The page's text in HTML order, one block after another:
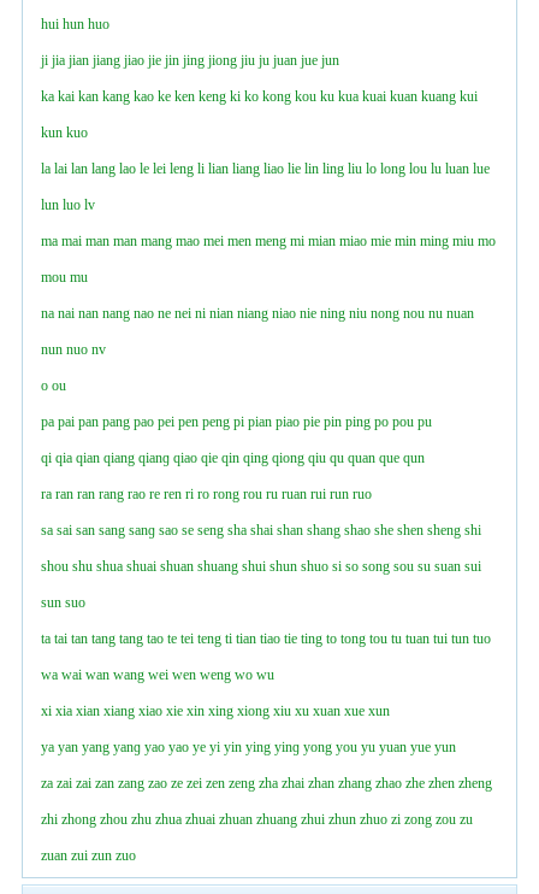
hui hun huo
ji jia jian jiang jiao jie jin jing jiong jiu ju juan jue jun
ka kai kan kang kao ke ken keng ki ko kong kou ku kua kuai kuan kuang kui
kun kuo
la lai lan lang lao le lei leng li lian liang liao lie lin ling liu lo long lou lu luan lue
lun luo lv
ma mai man man mang mao mei men meng mi mian miao mie min ming miu mo
mou mu
na nai nan nang nao ne nei ni nian niang niao nie ning niu nong nou nu nuan
nun nuo nv
o ou
pa pai pan pang pao pei pen peng pi pian piao pie pin ping po pou pu
qi qia qian qiang qianɡ qiao qie qin qing qiong qiu qu quan que qun
ra ran ran rang rao re ren ri ro rong rou ru ruan rui run ruo
sa sai san sang sanɡ sao se seng sha shai shan shang shao she shen sheng shi
shou shu shua shuai shuan shuang shui shun shuo si so song sou su suan sui
sun suo
ta tai tan tang tang tao te tei teng ti tian tiao tie ting to tong tou tu tuan tui tun tuo
wa wai wan wang wei wen weng wo wu
xi xia xian xiang xiao xie xin xing xiong xiu xu xuan xue xun
ya yan yang yanɡ yao yao ye yi yin ying yinɡ yong you yu yuan yue yun
za zai zai zan zang zao ze zei zen zeng zha zhai zhan zhang zhao zhe zhen zheng
zhi zhong zhou zhu zhua zhuai zhuan zhuang zhui zhun zhuo zi zong zou zu
zuan zui zun zuo